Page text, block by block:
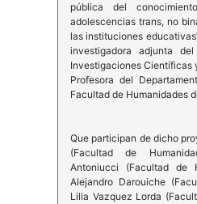
pública del
adolescencias trans, no
las instituciones
investigadora adjunta
Investigaciones Científicas
Profesora del
Facultad de Humanidades
Que participan de dicho
(Facultad de
Antoniucci (Facultad de
Alejandro Darouiche
Lilia Vazquez Lorda